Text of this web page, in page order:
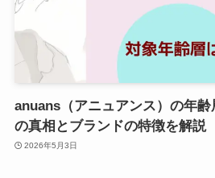
anuans（アニュアンス）の年
の真相とブランドの特徴を解説
2026年5月3日